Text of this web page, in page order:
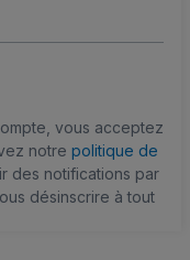
vous acceptez
notre politique de
des notifications par
désinscrire à tout